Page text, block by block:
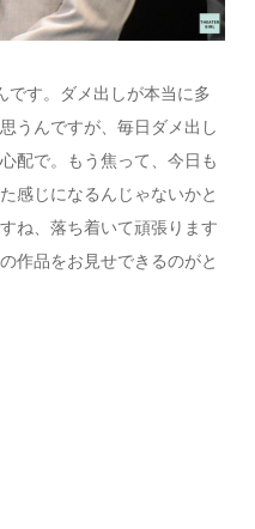
です。ダメ出しが本当に多
うんですが、毎日ダメ出し
配で。もう焦って、今日も
感じになるんじゃないかと
ね、落ち着いて頑張ります
作品をお見せできるのがと